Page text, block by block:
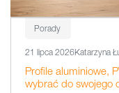
Porady
21 lipca 2026Katarzyna
Profile aluminiowe,
wybrać do swojego